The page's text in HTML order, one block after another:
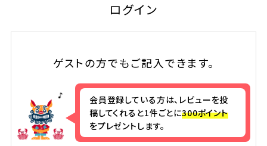
ログイン
ゲストの方でもご記入できます。
会員登録している方は、レビューを投
稿してくれると1件ごとに300ポイント
をプレゼントします。